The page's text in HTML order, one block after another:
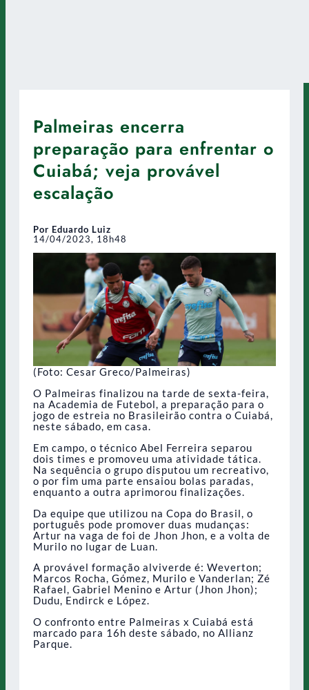
Palmeiras encerra
preparação para enfrentar o
Cuiabá; veja provável
escalação
Por Eduardo Luiz
14/04/2023, 18h48
(Foto: Cesar Greco/Palmeiras)
O Palmeiras finalizou na tarde de sexta-feira,
na Academia de Futebol, a preparação para o
jogo de estreia no Brasileirão contra o Cuiabá,
neste sábado, em casa.
Em campo, o técnico Abel Ferreira separou
dois times e promoveu uma atividade tática.
Na sequência o grupo disputou um recreativo,
o por fim uma parte ensaiou bolas paradas,
enquanto a outra aprimorou finalizações.
Da equipe que utilizou na Copa do Brasil, o
português pode promover duas mudanças:
Artur na vaga de foi de Jhon Jhon, e a volta de
Murilo no lugar de Luan.
A provável formação alviverde é: Weverton;
Marcos Rocha, Gómez, Murilo e Vanderlan; Zé
Rafael, Gabriel Menino e Artur (Jhon Jhon);
Dudu, Endirck e López.
O confronto entre Palmeiras x Cuiabá está
marcado para 16h deste sábado, no Allianz
Parque.